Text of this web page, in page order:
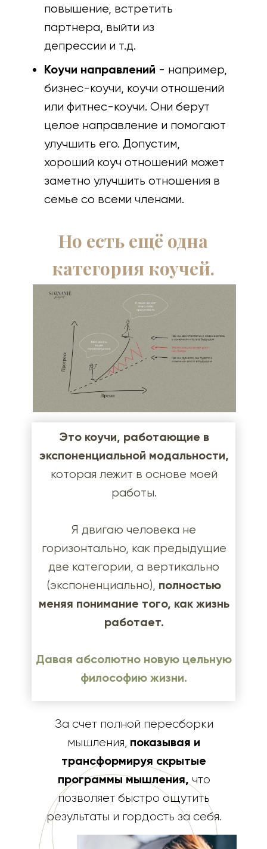
повышение, встретить
партнера, выйти из
депрессии и т.д.
Коучи направлений - например,
бизнес-коучи, коучи отношений
или фитнес-коучи. Они берут
целое направление и помогают
улучшить его. Допустим,
хороший коуч отношений может
заметно улучшить отношения в
семье со всеми членами.
Это коучи, работающие в
экспоненциальной модальности,
которая лежит в основе моей
работы.
Я двигаю человека не
горизонтально, как предыдущие
две категории, а вертикально
(экспоненциально), полностью
меняя понимание того, как жизнь
работает.
Давая абсолютно новую цельную
философию жизни.
Но есть ещё одна
категория коучей.
За счет полной пересборки
мышления, показывая и
трансформируя скрытые
программы мышления, что
позволяет быстро ощутить
результаты и гордость за себя.